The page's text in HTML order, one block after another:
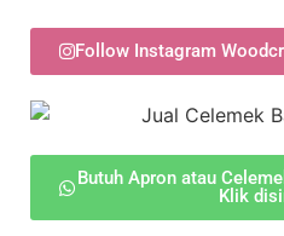
Follow Instagram
Butuh Apron atau
Klik